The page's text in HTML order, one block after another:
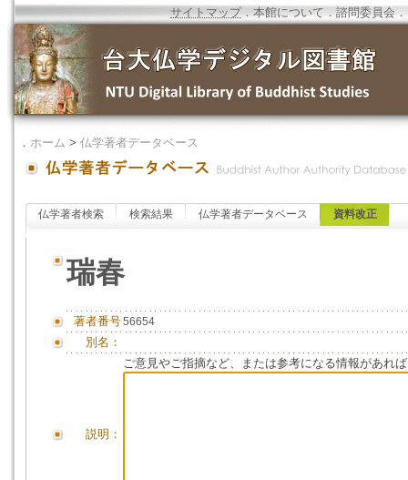
サイトマップ．本館について ．諮問委員会 ．
． ホーム > 仏学著者データベース
仏学著者検索 検索結果 仏学著者データベース 資料改正
瑞春
著者番号56654
別名：
説明：
ご意見やご指摘など、または参考になる情報があれ